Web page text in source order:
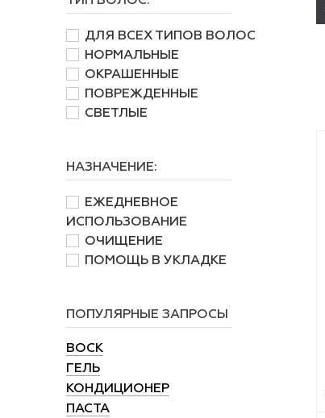
ДЛЯ ВСЕХ ТИПОВ ВОЛОС
НОРМАЛЬНЫЕ
ОКРАШЕННЫЕ
ПОВРЕЖДЕННЫЕ
СВЕТЛЫЕ
НАЗНАЧЕНИЕ:
ЕЖЕДНЕВНОЕ
ИСПОЛЬЗОВАНИЕ
ОЧИЩЕНИЕ
ПОМОЩЬ В УКЛАДКЕ
ПОПУЛЯРНЫЕ ЗАПРОСЫ
ВОСК
ГЕЛЬ
КОНДИЦИОНЕР
ПАСТА